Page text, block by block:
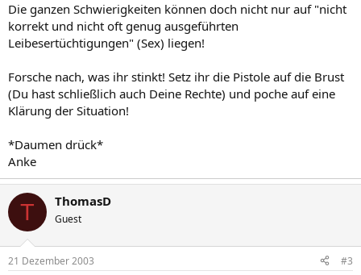
Die ganzen Schwierigkeiten können doch nicht nur auf "nicht
korrekt und nicht oft genug ausgeführten
Leibesertüchtigungen" (Sex) liegen!
Forsche nach, was ihr stinkt! Setz ihr die Pistole auf die Brust
(Du hast schließlich auch Deine Rechte) und poche auf eine
Klärung der Situation!
*Daumen drück*
Anke
T ThomasD
Guest
21 Dezember 2003 #3